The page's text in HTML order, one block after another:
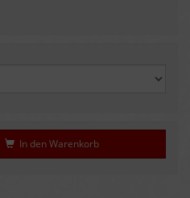
In den Warenkorb